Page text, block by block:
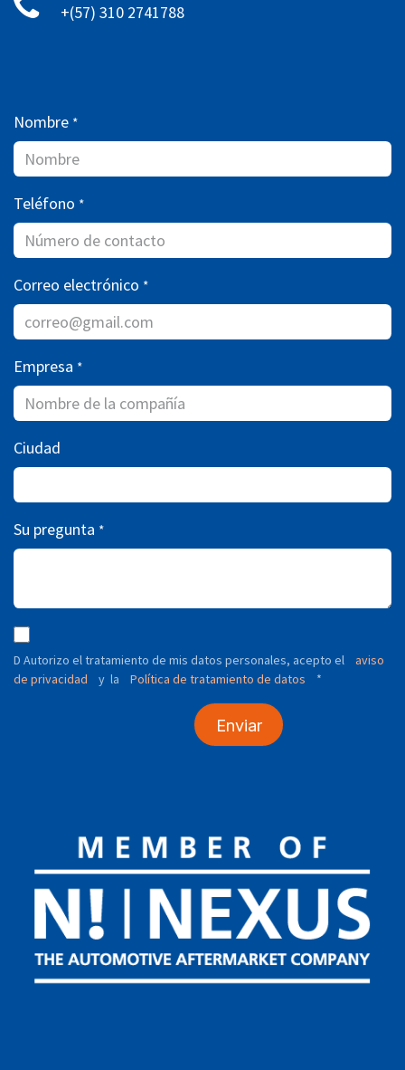
+(57) 310 2741788
Nombre *
Teléfono *
Correo electrónico *
Empresa *
Ciudad
Su pregunta *
D Autorizo ​​el tratamiento de mis datos personales, acepto el
aviso
de privacidad
y la Política de tratamiento de datos *
Enviar